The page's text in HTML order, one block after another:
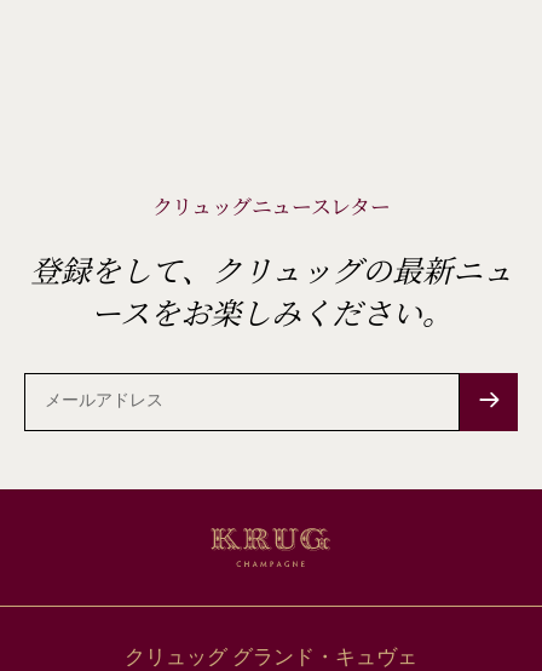
クリュッグニュースレター
登録をして、クリュッグの最新ニュ
ースをお楽しみください。
メ
ー
ル
ア
ド
クリュッグ グランド・キュヴェ